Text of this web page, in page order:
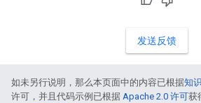
发送反馈
如未另行说明，那么本页面中的内容已根据知
许可，并且代码示例已根据 Apache 2.0 许可获